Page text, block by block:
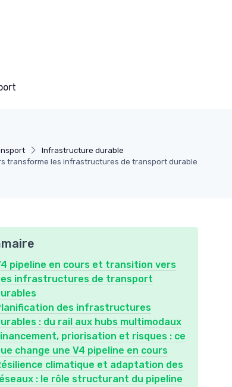
Infrastructure durable
transforme les infrastructures de transport durable
pipeline en cours et transition vers
infrastructures de transport
des infrastructures
: du rail aux hubs multimodaux
priorisation et risques : ce
change une V4 pipeline en cours
climatique et adaptation des
: le rôle structurant du pipeline